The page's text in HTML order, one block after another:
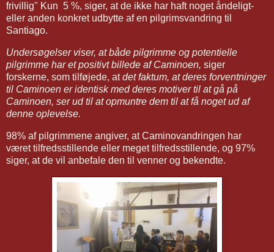
frivillig" Kun 5 %, siger, at de ikke har haft noget åndeligt-
eller anden konkret udbytte af en pilgrimsvandring til
Santiago.
Undersøgelser viser, at både pilgrimme og potentielle
pilgrimme har et positivt billede af Caminoen, siger
forskerne, som tilføjede, atdet faktum, at deres forventninger
til Caminoen er identisk med deres motiver til at gå på
Caminoen, ser ud til at opmuntre dem til at få noget ud af
denne oplevelse.
98% af pilgrimmene angiver, at Caminovandringen har
været tilfredsstillende eller meget tilfredsstillende, og 97%
siger, at de vil anbefale den til venner og bekendte.